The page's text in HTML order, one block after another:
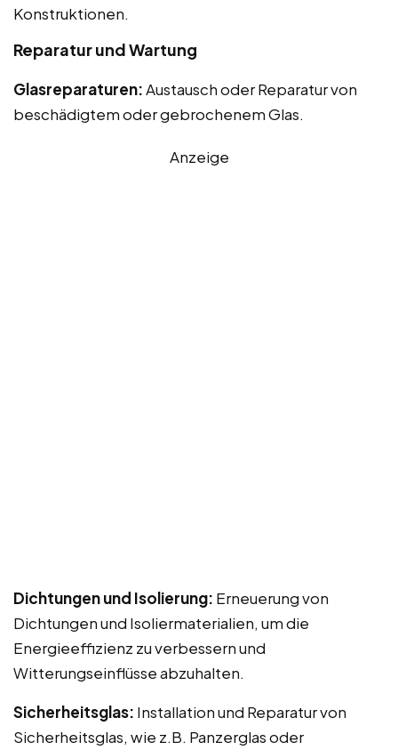
Konstruktionen.
Reparatur und Wartung
Glasreparaturen:Austausch oder Reparatur von
beschädigtem oder gebrochenem Glas.
Anzeige
Dichtungen und Isolierung: Erneuerung von
Dichtungen und Isoliermaterialien, um die
Energieeffizienz zu verbessern und
Witterungseinflüsse abzuhalten.
Sicherheitsglas: Installation und Reparatur von
Sicherheitsglas, wie z.B. Panzerglas oder